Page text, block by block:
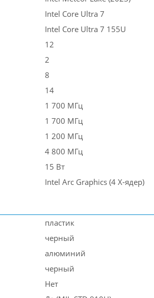
Intel Core Ultra 7
Intel Core Ultra 7 155U
12
2
8
14
1 700 МГц
1 700 МГц
1 200 МГц
4 800 МГц
15 Вт
Intel Arc Graphics (4 X-ядер)
пластик
черный
алюминий
черный
Нет